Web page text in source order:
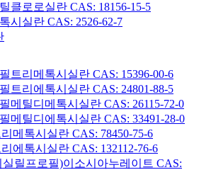
클로로실란 CAS: 18156-15-5
시실란 CAS: 2526-62-7
트리메톡시실란 CAS: 15396-00-6
트리에톡시실란 CAS: 24801-88-5
메틸디메톡시실란 CAS: 26115-72-0
메틸디에톡시실란 CAS: 33491-28-0
메톡시실란 CAS: 78450-75-6
에톡시실란 CAS: 132112-76-6
릴프로필)이소시아누레이트 CAS: